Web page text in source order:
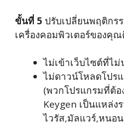
ขั้นที่ 5 ปรับเปลี่ยนพฤติกร
เครื่องคอมพิวเตอร์ของคุ
ไม่เข้าเว็บไซต์ที่ไ
ไม่ดาวน์โหลดโปร
(พวกโปรแกรมที่ต้อ
Keygen เป็นแหล่ง
ไวรัส,มัลแวร์,หนอ